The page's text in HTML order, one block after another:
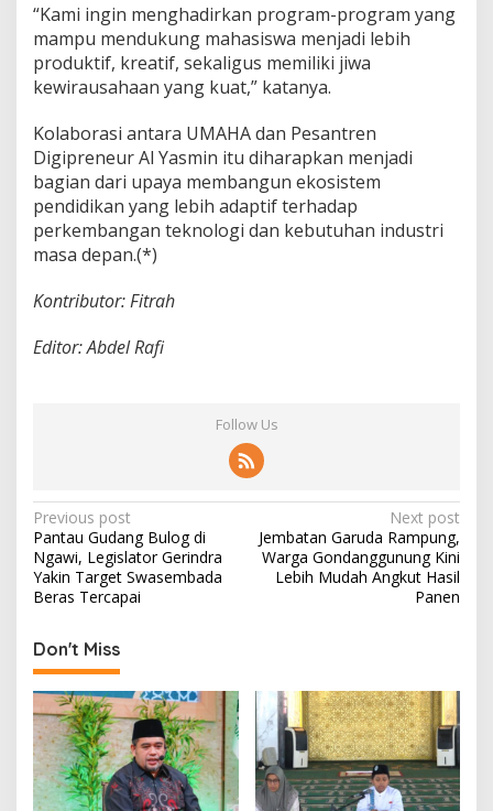
“Kami ingin menghadirkan program-program yang
mampu mendukung mahasiswa menjadi lebih
produktif, kreatif, sekaligus memiliki jiwa
kewirausahaan yang kuat,” katanya.
Kolaborasi antara UMAHA dan Pesantren
Digipreneur Al Yasmin itu diharapkan menjadi
bagian dari upaya membangun ekosistem
pendidikan yang lebih adaptif terhadap
perkembangan teknologi dan kebutuhan industri
masa depan.(*)
Kontributor: Fitrah
Editor: Abdel Rafi
Follow Us
P
o
s
t
n
a
v
i
g
a
Previous post
Pantau Gudang Bulog di
Ngawi, Legislator Gerindra
Yakin Target Swasembada
Beras Tercapai
Next post
Jembatan Garuda Rampung,
Warga Gondanggunung Kini
Lebih Mudah Angkut Hasil
Panen
Don't Miss